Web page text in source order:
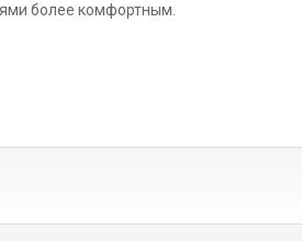
более комфортным.